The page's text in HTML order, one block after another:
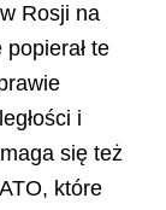
Rosji na
te
i
się też
które